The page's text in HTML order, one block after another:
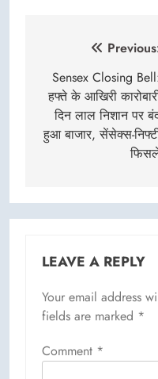
navigation
Sensex Closing
हफ्ते के आखिरी
दिन लाल निशान पर
हुआ बाजार, सेंसेक्स-
LEAVE A REPLY
Your email address
fields are marked *
Comment *